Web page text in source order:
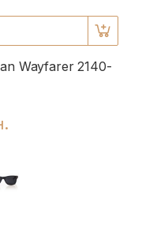
Wayfarer 2140-